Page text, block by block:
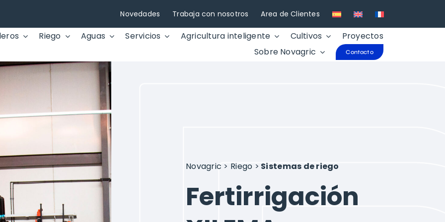
Novedades Trabaja con nosotros Area de Clientes
Riego Aguas Servicios Agricultura inteligente Cultivos
Proyectos
Sobre Novagric
Contacto
Novagric > Riego > Sistemas de riego
Fertirrigación